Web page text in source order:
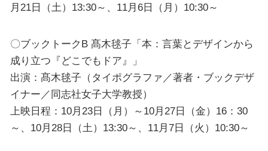
月21日（土）13:30～、11月6日（月）10:30～
〇ブックトークB 髙木毬子「本：言葉とデザインから
成り立つ『どこでもドア』」
出演：髙木毬子（タイポグラファ／著者・ブックデザ
イナー／同志社女子大学教授）
上映日程：10月23日（月）～10月27日（金）16：30
～、10月28日（土）13:30～、11月7日（火）10:30～